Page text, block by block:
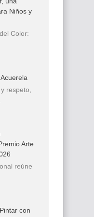
Niños y
Color:
respeto,
Arte
reúne
con